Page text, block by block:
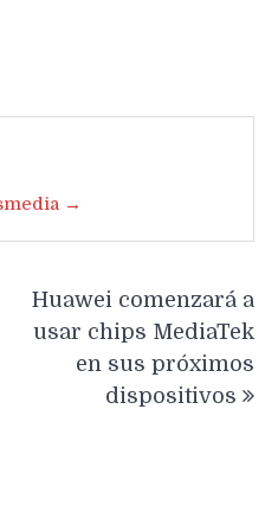
→
Huawei comenzará a
usar chips MediaTek
en sus próximos
dispositivos